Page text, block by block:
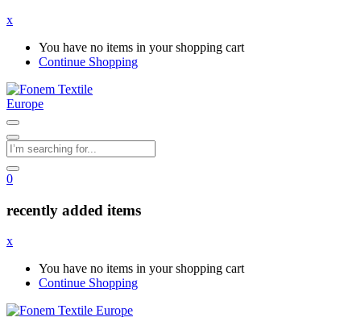
x
You have no items in your shopping cart
Continue Shopping
0
recently added items
x
You have no items in your shopping cart
Continue Shopping